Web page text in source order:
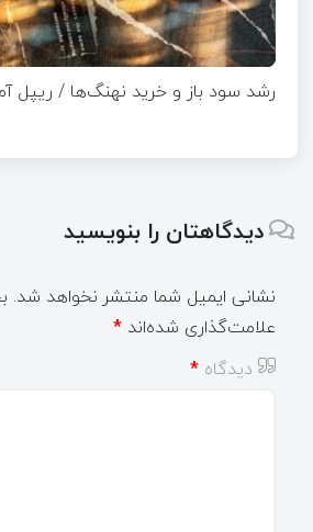
رشد سود باز و خرید نهنگ‌ها / ریپل
دیدگاهتان را بنویسید
نشانی ایمیل شما منتشر نخواهد شد.
علامت‌گذاری شده‌اند *
دیدگاه *